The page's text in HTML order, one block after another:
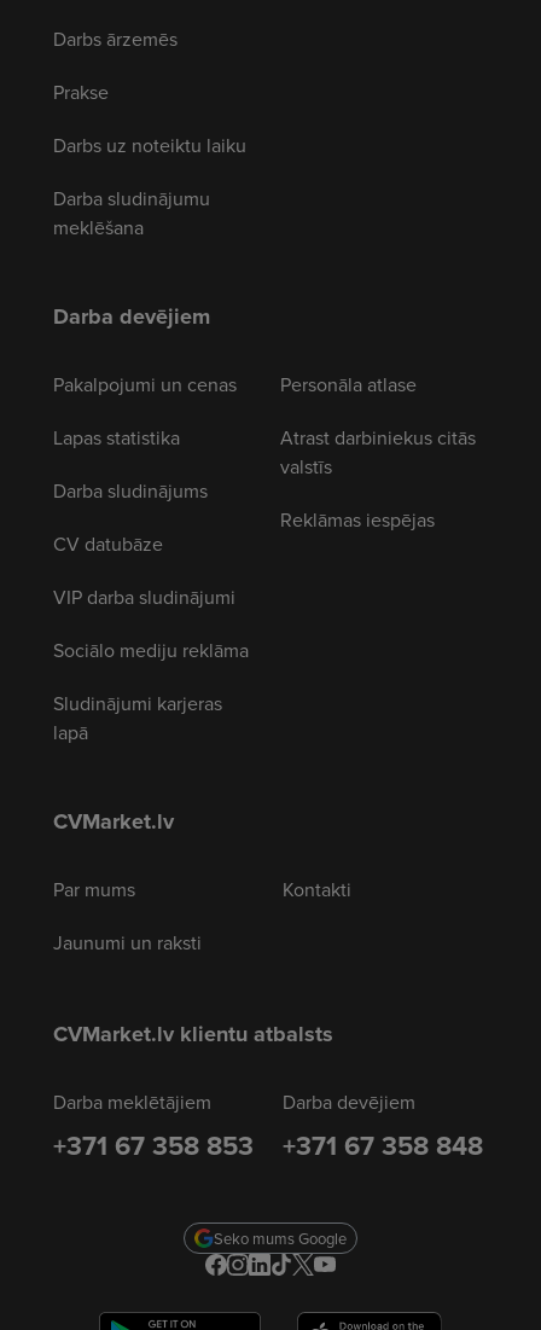
Darbs ārzemēs
Prakse
Darbs uz noteiktu laiku
Darba sludinājumu
meklēšana
Darba devējiem
Pakalpojumi un cenas
Lapas statistika
Darba sludinājums
CV datubāze
VIP darba sludinājumi
Sociālo mediju reklāma
Sludinājumi karjeras
lapā
Personāla atlase
Atrast darbiniekus citās
valstīs
Reklāmas iespējas
CVMarket.lv
Par mums
Jaunumi un raksti
Kontakti
CVMarket.lv klientu atbalsts
Darba meklētājiem
+371 67 358 853
Darba devējiem
+371 67 358 848
Seko mums Google